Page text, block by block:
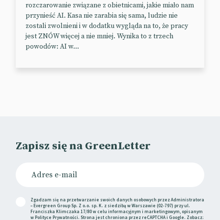
zatytułowany Just Another Night Out, ma
pokazywać, że gamerzy wcale nie są aspołeczni,
wręcz przeciwnie – wspólne granie to też przecież
sposób na spędzanie czasu w gronie znajomych.
Globalna kampania miała start w Brazylii, gdzie w
Kampania dla sklepu Georgetown Optician przenosi
nas w oryginalny, retro-futurystyczny świat pełen
znany z filmów klasy B z lat 50. Nie wszyscy zauważą
pomocy AI. Agencja stojąca za produkcją po raz
pierwszy testowała taki model pracy, m.in. z powodu
rozczarowanie związane z obietnicami, jakie miało nam
przynieść AI. Kasa nie zarabia się sama, ludzie nie
zostali zwolnieni i w dodatku wygląda na to, że pracy
jest ZNÓW więcej a nie mniej. Wynika to z trzech
powodów: AI w...
Zapisz się na GreenLetter
Zgadzam się na przetwarzanie swoich danych osobowych przez Administratora
– Evergreen Group Sp. Z o.o. sp. K. z siedzibą w Warszawie (02-797) przy ul.
Franciszka Klimczaka 17/80 w celu informacyjnym i marketingowym, opisanym
wPolityce Prywatności. Strona jest chroniona przez reCAPTCHA i Google. Zobacz: